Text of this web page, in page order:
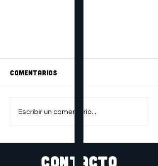
Nuevo ciclo del Club
#clubdelectura7h
Comentarios
Escribir un comentario...
CONTACTO